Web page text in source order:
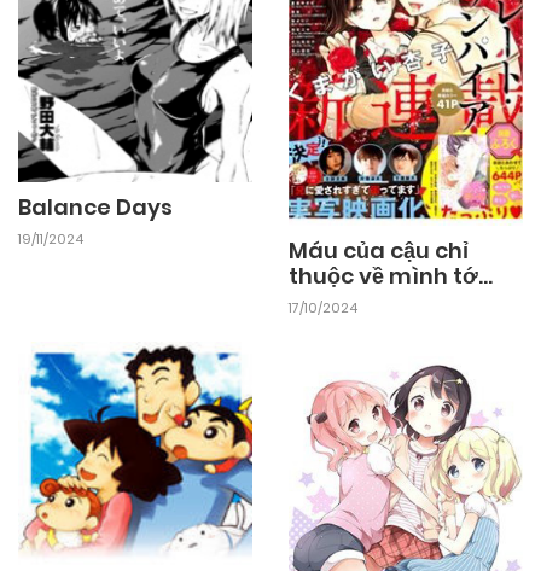
Balance Days
19/11/2024
Máu của cậu chỉ
thuộc về mình tớ...
17/10/2024